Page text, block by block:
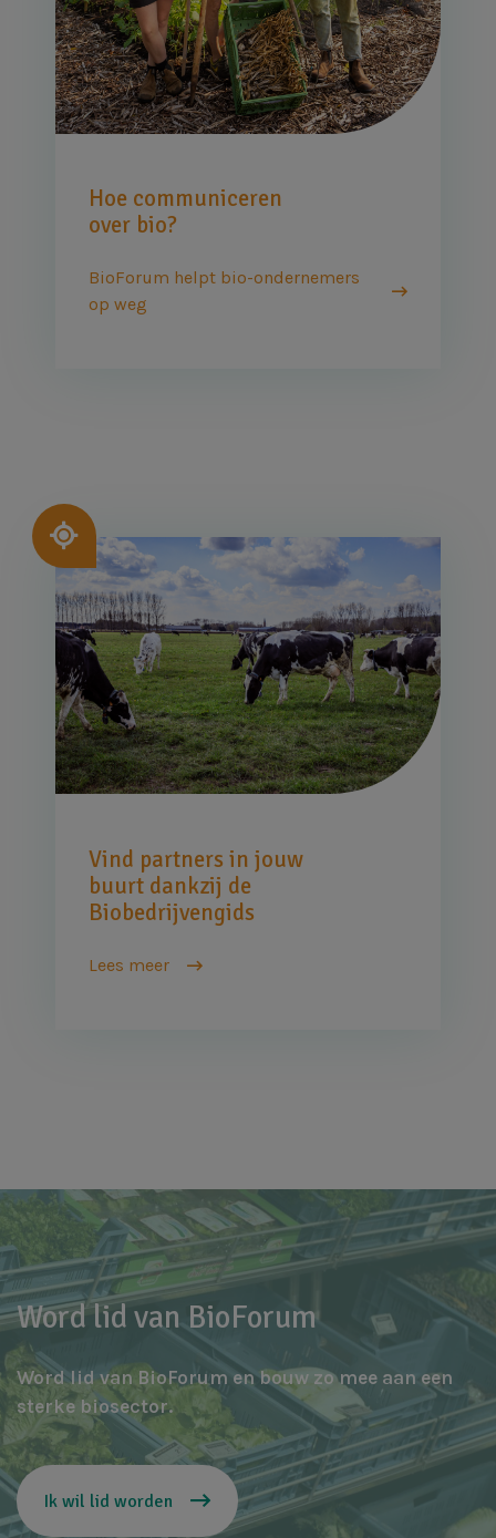
Hoe communiceren
over bio?
BioForum helpt bio-ondernemers
op weg
Afbeelding
Vind partners in jouw
buurt dankzij de
Biobedrijvengids
Lees meer
Word lid van BioForum
Word lid van BioForum en bouw zo mee aan een
sterke biosector.
Ik wil lid worden